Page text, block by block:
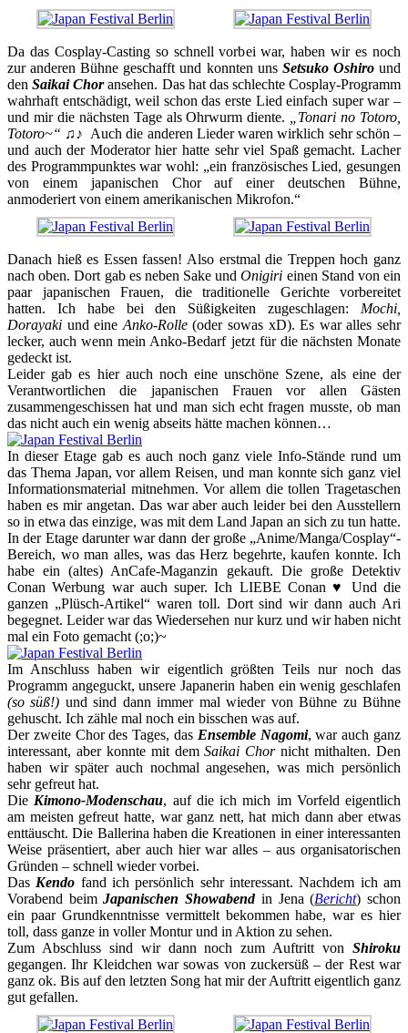
Da das Cosplay-Casting so schnell vorbei war, haben wir es noch
zur anderen Bühne geschafft und konnten uns Setsuko Oshiround
den Saikai Choransehen. Das hat das schlechte Cosplay-Programm
wahrhaft entschädigt, weil schon das erste Lied einfach super war –
und mir die nächsten Tage als Ohrwurm diente.
„Tonari no Totoro,
Totoro~“ ♫♪ Auch die anderen Lieder waren wirklich sehr schön –
und auch der Moderator hier hatte sehr viel Spaß gemacht. Lacher
des Programmpunktes war wohl: „ein französisches Lied, gesungen
von einem japanischen Chor auf einer deutschen Bühne,
anmoderiert von einem amerikanischen Mikrofon.“
Danach hieß es Essen fassen! Also erstmal die Treppen hoch ganz
nach oben. Dort gab es neben Sake undOnigiri einen Stand von ein
paar japanischen Frauen, die traditionelle Gerichte vorbereitet
hatten. Ich habe bei den Süßigkeiten zugeschlagen: Mochi,
Dorayaki und eine Anko-Rolle(oder sowas xD). Es war alles sehr
lecker, auch wenn mein Anko-Bedarf jetzt für die nächsten Monate
gedeckt ist.
Leider gab es hier auch noch eine unschöne Szene, als eine der
Verantwortlichen die japanischen Frauen vor allen Gästen
zusammengeschissen hat und man sich echt fragen musste, ob man
das nicht auch ein wenig abseits hätte machen können…
In dieser Etage gab es auch noch ganz viele Info-Stände rund um
das Thema Japan, vor allem Reisen, und man konnte sich ganz viel
Informationsmaterial mitnehmen. Vor allem die tollen Tragetaschen
haben es mir angetan. Das war aber auch leider bei den Ausstellern
so in etwa das einzige, was mit dem Land Japan an sich zu tun hatte.
In der Etage darunter war dann der große „Anime/Manga/Cosplay“-
Bereich, wo man alles, was das Herz begehrte, kaufen konnte. Ich
habe ein (altes) AnCafe-Maganzin gekauft. Die große Detektiv
Conan Werbung war auch super. Ich LIEBE Conan ♥ Und die
ganzen „Plüsch-Artikel“ waren toll. Dort sind wir dann auch Ari
begegnet. Leider war das Wiedersehen nur kurz und wir haben nicht
mal ein Foto gemacht (;o;)~
Im Anschluss haben wir eigentlich größten Teils nur noch das
Programm angeguckt, unsere Japanerin haben ein wenig geschlafen
(so süß!) und sind dann immer mal wieder von Bühne zu Bühne
gehuscht. Ich zähle mal noch ein bisschen was auf.
Der zweite Chor des Tages, das Ensemble Nagomi, war auch ganz
interessant, aber konnte mit demSaikai Chornicht mithalten. Den
haben wir später auch nochmal angesehen, was mich persönlich
sehr gefreut hat.
Die Kimono-Modenschau, auf die ich mich im Vorfeld eigentlich
am meisten gefreut hatte, war ganz nett, hat mich dann aber etwas
enttäuscht. Die Ballerina haben die Kreationen in einer interessanten
Weise präsentiert, aber auch hier war alles – aus organisatorischen
Gründen – schnell wieder vorbei.
Das Kendo fand ich persönlich sehr interessant. Nachdem ich am
Vorabend beimJapanischen Showabend in Jena (Bericht) schon
ein paar Grundkenntnisse vermittelt bekommen habe, war es hier
toll, dass ganze in voller Montur und in Aktion zu sehen.
Zum Abschluss sind wir dann noch zum Auftritt von Shiroku
gegangen. Ihr Kleidchen war sowas von zuckersüß – der Rest war
ganz ok. Bis auf den letzten Song hat mir der Auftritt eigentlich ganz
gut gefallen.